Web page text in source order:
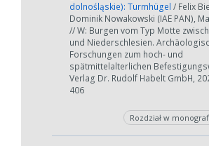
dolnośląskie): Turmhügel / Felix
Dominik Nowakowski (IAE PAN),
// W: Burgen vom Typ Motte
und Niederschlesien.
Forschungen zum hoch- und
spätmittelalterlichen
Verlag Dr. Rudolf Habelt GmbH,
406
Rozdział w